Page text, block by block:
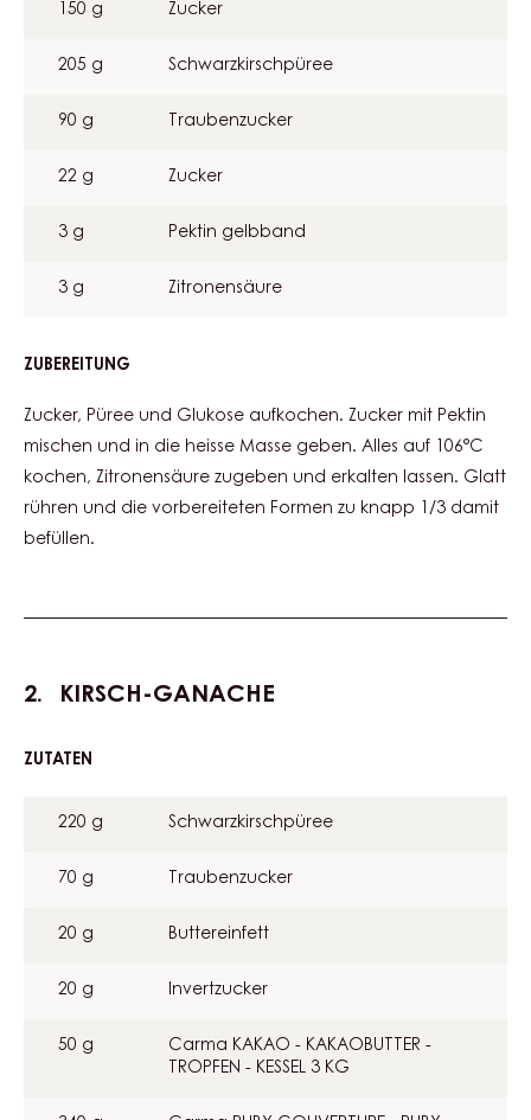
150 g Zucker
205 g Schwarzkirschpüree
90 g Traubenzucker
22 g Zucker
3 g Pektin gelbband
3 g Zitronensäure
ZUBEREITUNG
Zucker, Püree und Glukose aufkochen. Zucker mit Pektin
mischen und in die heisse Masse geben. Alles auf 106°C
kochen, Zitronensäure zugeben und erkalten lassen. Glatt
rühren und die vorbereiteten Formen zu knapp 1/3 damit
befüllen.
KIRSCH-GANACHE
ZUTATEN
220 g
Schwarzkirschpüree
70 g Traubenzucker
20 g Buttereinfett
20 g Invertzucker
50 g
Carma KAKAO - KAKAOBUTTER -
TROPFEN - KESSEL 3 KG